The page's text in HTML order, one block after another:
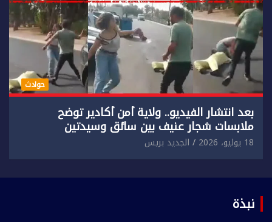
حوادث
بعد انتشار الفيديو.. ولاية أمن أكادير توضح
ملابسات شجار عنيف بين سائق وسيدتين
18 يوليو، 2026 الجديد بريس
نبذة